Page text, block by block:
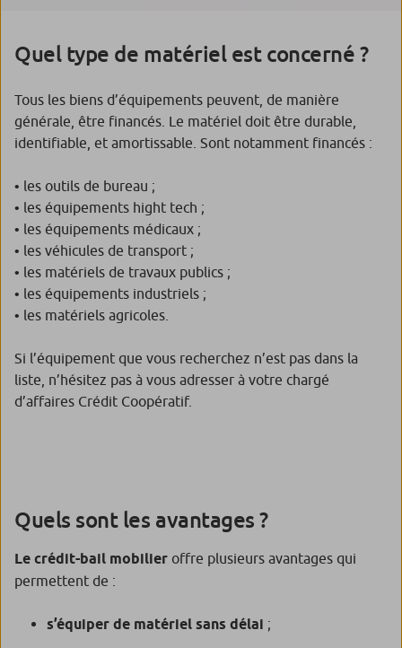
Quel type de matériel est concerné ?
Tous les biens d’équipements peuvent, de manière
générale, être financés. Le matériel doit être durable,
identifiable, et amortissable. Sont notamment financés :
• les outils de bureau ;
• les équipements hight tech ;
• les équipements médicaux ;
• les véhicules de transport ;
• les matériels de travaux publics ;
• les équipements industriels ;
• les matériels agricoles.
Si l’équipement que vous recherchez n’est pas dans la
liste, n’hésitez pas à vous adresser à votre chargé
d’affaires Crédit Coopératif.
Quels sont les avantages ?
Le crédit-bail mobilier offre plusieurs avantages qui
permettent de :
s’équiper de matériel sans délai ;